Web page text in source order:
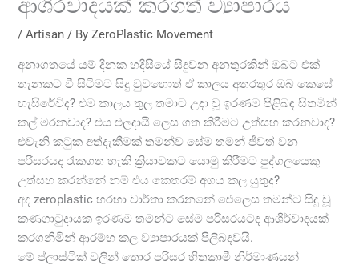
ආශිරවාදයක් කරගත් ව්‍යාපාරය
/Artisan / ByZeroPlastic Movement
අනාගතයේ යම් දිනක හදිසියේ සිදුවන අනතුරකින් ඔබට එක්
තැනකට වී සිටීමට සිදු වුවහොත් ඒ කාලය අතරතුර ඔබ කෙසේ
හැසිරේවිද? එම කාලය තුල තමාට උදා වූ ඉරණම පිළිබඳ සිතමින්
කල් මරනවාද? එය ඵලදායී ලෙස ගත කිරීමට උත්සහ කරනවාද?
එවැනි කටුක අත්දැකීමක් තමන්ව සේම තමන් ජීවත් වන
පරිසරයද රැකගත හැකි ක්‍රියාවකට යොමු කිරීමට පුද්ගලයෙකු
උත්සහ කරන්නේ නම් එය කෙතරම් අගය කල යුතුද?
අද zeroplastic හරහා වාර්තා කරනනේ ඓලෙස තමන්ට සිදු වූ
කණගාටුදායක ඉරණම තමන්ට සේම පරිසරයටද ආශිර්වාදයක්
කරගනිමින් ආරම්භ කල ව්‍යාපාරයක් පිලිබදවයි.
මේ ප්ලාස්ටික් වලින් තොර පරිසර හිතකාමී නිර්මාණයන්